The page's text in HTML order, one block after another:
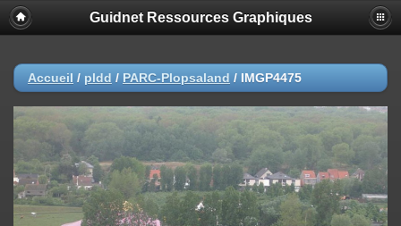
Guidnet Ressources Graphiques
Accueil / pldd / PARC-Plopsaland / IMGP4475